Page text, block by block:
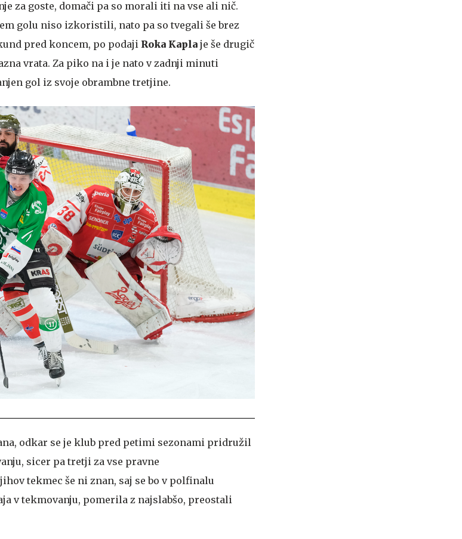
za goste, domači pa so morali iti na vse ali nič.
golu niso izkoristili, nato pa so tvegali še brez
pred koncem, po podaji Roka Kapla je še drugič
vrata. Za piko na i je nato v zadnji minuti
gol iz svoje obrambne tretjine.
odkar se je klub pred petimi sezonami pridružil
sicer pa tretji za vse pravne
tekmec še ni znan, saj se bo v polfinalu
v tekmovanju, pomerila z najslabšo, preostali